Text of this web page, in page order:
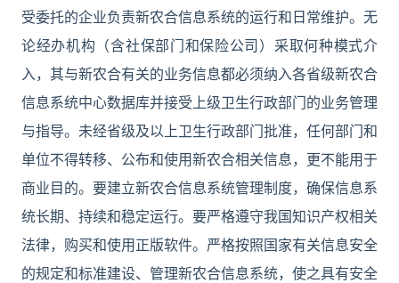
受委托的企业负责新农合信息系统的运行和日常维护。无
论经办机构（含社保部门和保险公司）采取何种模式介
入，其与新农合有关的业务信息都必须纳入各省级新农合
信息系统中心数据库并接受上级卫生行政部门的业务管理
与指导。未经省级及以上卫生行政部门批准，任何部门和
单位不得转移、公布和使用新农合相关信息，更不能用于
商业目的。要建立新农合信息系统管理制度，确保信息系
统长期、持续和稳定运行。要严格遵守我国知识产权相关
法律，购买和使用正版软件。严格按照国家有关信息安全
的规定和标准建设、管理新农合信息系统，使之具有安全